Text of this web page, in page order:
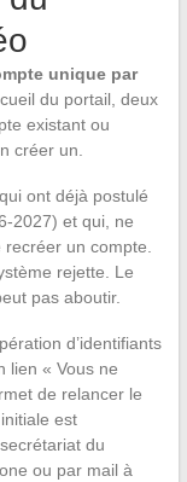
unique par
du portail, deux
existant ou
créer un.
ont déjà postulé
2027) et qui, ne
un compte.
rejette. Le
pas aboutir.
d’identifiants
lien « Vous ne
de relancer le
est
du
ou par mail à